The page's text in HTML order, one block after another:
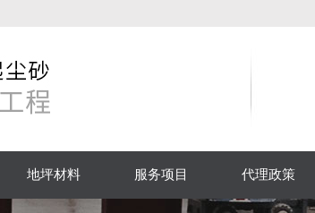
地坪材料 服务项目 代理政策